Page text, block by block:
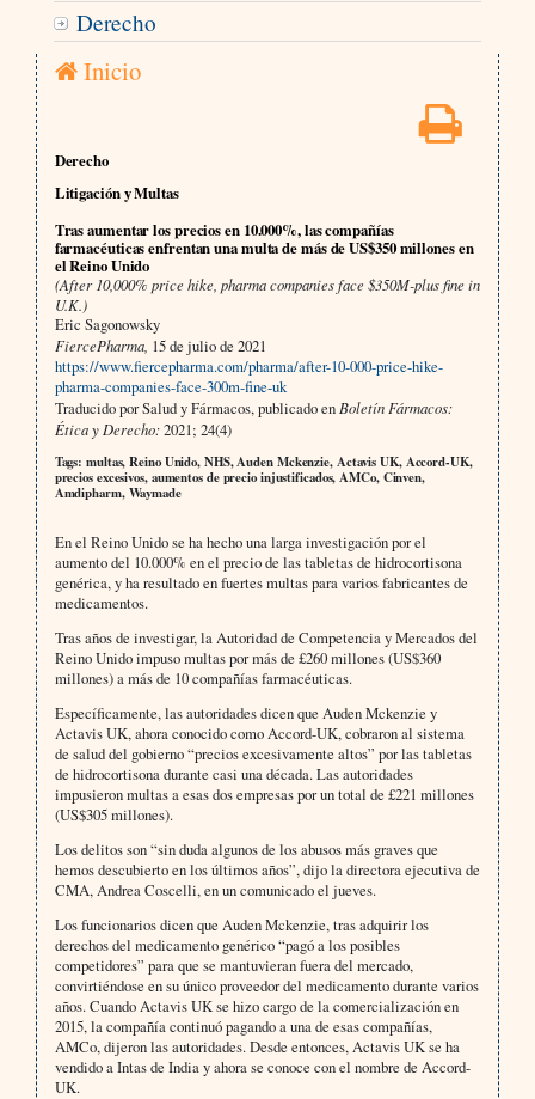
Derecho
Inicio
Derecho
Litigación y Multas
Tras aumentar los precios en 10.000%, las compañías
farmacéuticas enfrentan una multa de más de US$350 millones en
el Reino Unido
(After 10,000% price hike, pharma companies face $350M-plus fine in
U.K.)
Eric Sagonowsky
FiercePharma, 15 de julio de 2021
https://www.fiercepharma.com/pharma/after-10-000-price-hike-
pharma-companies-face-300m-fine-uk
Traducido por Salud y Fármacos, publicado en Boletín Fármacos:
Ética y Derecho:2021; 24(4)
Tags: multas, Reino Unido, NHS, Auden Mckenzie, Actavis UK, Accord-UK,
precios excesivos, aumentos de precio injustificados, AMCo, Cinven,
Amdipharm, Waymade
En el Reino Unido se ha hecho una larga investigación por el
aumento del 10.000% en el precio de las tabletas de hidrocortisona
genérica, y ha resultado en fuertes multas para varios fabricantes de
medicamentos.
Tras años de investigar, la Autoridad de Competencia y Mercados del
Reino Unido impuso multas por más de £260 millones (US$360
millones) a más de 10 compañías farmacéuticas.
Específicamente, las autoridades dicen que Auden Mckenzie y
Actavis UK, ahora conocido como Accord-UK, cobraron al sistema
de salud del gobierno “precios excesivamente altos” por las tabletas
de hidrocortisona durante casi una década. Las autoridades
impusieron multas a esas dos empresas por un total de £221 millones
(US$305 millones).
Los delitos son “sin duda algunos de los abusos más graves que
hemos descubierto en los últimos años”, dijo la directora ejecutiva de
CMA, Andrea Coscelli, en un comunicado el jueves.
Los funcionarios dicen que Auden Mckenzie, tras adquirir los
derechos del medicamento genérico “pagó a los posibles
competidores” para que se mantuvieran fuera del mercado,
convirtiéndose en su único proveedor del medicamento durante varios
años. Cuando Actavis UK se hizo cargo de la comercialización en
2015, la compañía continuó pagando a una de esas compañías,
AMCo, dijeron las autoridades. Desde entonces, Actavis UK se ha
vendido a Intas de India y ahora se conoce con el nombre de Accord-
UK.